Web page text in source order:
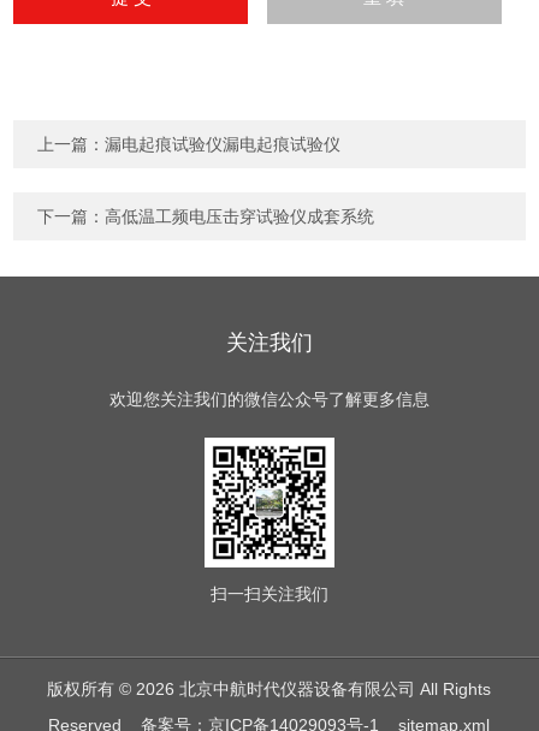
上一篇：漏电起痕试验仪漏电起痕试验仪
下一篇：高低温工频电压击穿试验仪成套系统
关注我们
欢迎您关注我们的微信公众号了解更多信息
扫一扫关注我们
版权所有 © 2026 北京中航时代仪器设备有限公司 All Rights
Reserved备案号：京ICP备14029093号-1 sitemap.xml